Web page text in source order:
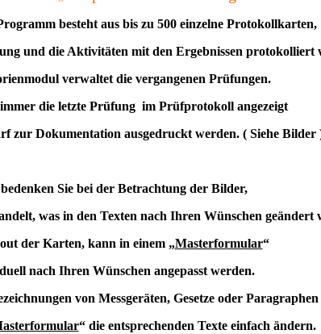
besteht aus bis zu 500 einzelne Protokollkarten,
und die Aktivitäten mit den Ergebnissen protokolliert
verwaltet die vergangenen Prüfungen.
die letzte Prüfung im Prüfprotokoll angezeigt
zur Dokumentation ausgedruckt werden. ( Siehe Bilder
Sie bei der Betrachtung der Bilder,
was in den Texten nach Ihren Wünschen geändert
der Karten, kann in einem „Masterformular“
nach Ihren Wünschen angepasst werden.
von Messgeräten, Gesetze oder
“ die entsprechenden Texte einfach ändern.